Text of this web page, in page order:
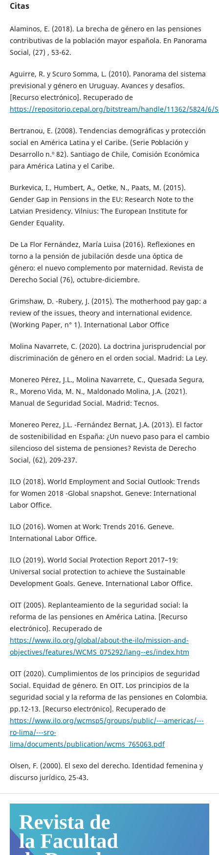
Citas
Alaminos, E. (2018). La brecha de género en las pensiones
contributivas de la población mayor española. En Panorama
Social, (27) , 53-62.
Aguirre, R. y Scuro Somma, L. (2010). Panorama del sistema
previsional y género en Uruguay. Avances y desafíos.
[Recurso electrónico]. Recuperado de
https://repositorio.cepal.org/bitstream/handle/11362/5824/6/
Bertranou, E. (2008). Tendencias demográficas y protección
social en América Latina y el Caribe. (Serie Población y
Desarrollo n.º 82). Santiago de Chile, Comisión Económica
para América Latina y el Caribe.
Burkevica, I., Humbert, A., Oetke, N., Paats, M. (2015).
Gender Gap in Pensions in the EU: Research Note to the
Latvian Presidency. Vilnius: The European Institute for
Gender Equality.
De La Flor Fernández, María Luisa (2016). Reflexiones en
torno a la pensión de jubilación desde una óptica de
género: el nuevo complemento por maternidad. Revista de
Derecho Social (76), octubre-diciembre.
Grimshaw, D. -Rubery, J. (2015). The motherhood pay gap: a
review of the issues, theory and international evidence.
(Working Paper, n° 1). International Labor Office
Molina Navarrete, C. (2020). La doctrina jurisprudencial por
discriminación de género en el orden social. Madrid: La Ley.
Monereo Pérez, J.L., Molina Navarrete, C., Quesada Segura,
R., Moreno Vida, M. N., Maldonado Molina, J.A. (2021).
Manual de Seguridad Social. Madrid: Tecnos.
Monereo Perez, J.L. -Fernández Bernat, J.A. (2013). El factor
de sostenibilidad en España: ¿Un nuevo paso para el cambio
silencioso del sistema de pensiones? Revista de Derecho
Social, (62), 209-237.
ILO (2018). World Employment and Social Outlook: Trends
for Women 2018 -Global snapshot. Geneve: International
Labor Office.
ILO (2016). Women at Work: Trends 2016. Geneve.
International Labor Office.
ILO (2019). World Social Protection Report 2017–19:
Universal social protection to achieve the Sustainable
Development Goals. Geneve. International Labor Office.
OIT (2005). Replanteamiento de la seguridad social: la
reforma de las pensiones en América Latina. [Recurso
electrónico]. Recuperado de
https://www.ilo.org/global/about-the-ilo/mission-and-
objectives/features/WCMS_075292/lang--es/index.htm
OIT (2020). Cumplimientos de los principios de seguridad
Social. Equidad de género. En OIT. Los principios de la
seguridad social y la reforma de las pensiones en Colombia.
pp.12-13. [Recurso electrónico]. Recuperado de
https://www.ilo.org/wcmsp5/groups/public/---americas/---
ro-lima/---sro-
lima/documents/publication/wcms_765063.pdf
Olsen, F. (2000). El sexo del derecho. Identidad femenina y
discurso jurídico, 25-43.